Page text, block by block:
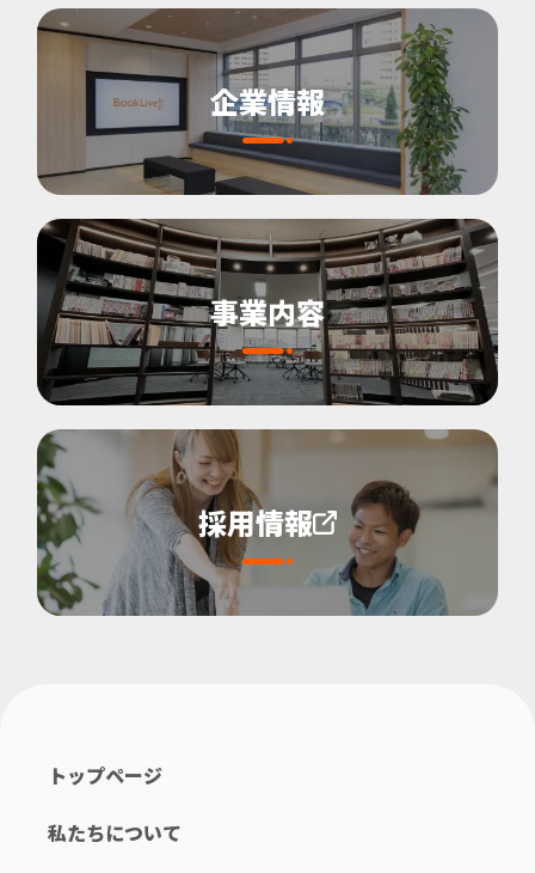
企業情報
事業内容
採用情報
トップページ
私たちについて